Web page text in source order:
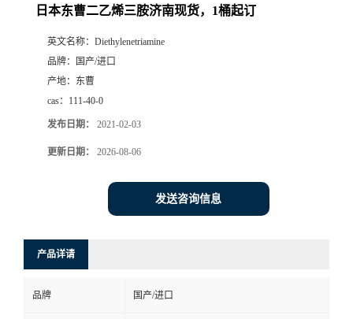
日本东曹二乙烯三胺济南现货，1桶起订
英文名称： Diethylenetriamine
品牌：
国产/进口
产地： 东曹
cas： 111-40-0
发布日期： 2021-02-03
更新日期： 2026-08-06
发送咨询信息
产品详请
品牌 国产/进口